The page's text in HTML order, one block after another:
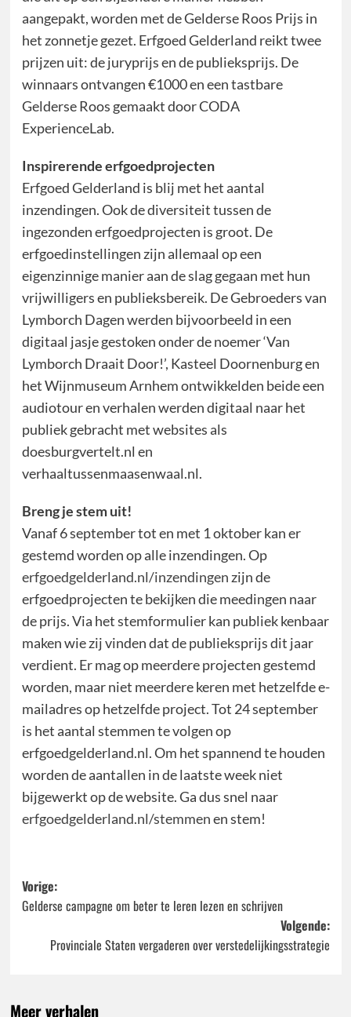
aangepakt, worden met de Gelderse Roos Prijs in
het zonnetje gezet. Erfgoed Gelderland reikt twee
prijzen uit: de juryprijs en de publieksprijs. De
winnaars ontvangen €1000 en een tastbare
Gelderse Roos gemaakt door CODA
ExperienceLab.
Inspirerende erfgoedprojecten
Erfgoed Gelderland is blij met het aantal
inzendingen. Ook de diversiteit tussen de
ingezonden erfgoedprojecten is groot. De
erfgoedinstellingen zijn allemaal op een
eigenzinnige manier aan de slag gegaan met hun
vrijwilligers en publieksbereik. De Gebroeders van
Lymborch Dagen werden bijvoorbeeld in een
digitaal jasje gestoken onder de noemer ‘Van
Lymborch Draait Door!’, Kasteel Doornenburg en
het Wijnmuseum Arnhem ontwikkelden beide een
audiotour en verhalen werden digitaal naar het
publiek gebracht met websites als
doesburgvertelt.nl en
verhaaltussenmaasenwaal.nl.
Breng je stem uit!
Vanaf 6 september tot en met 1 oktober kan er
gestemd worden op alle inzendingen. Op
erfgoedgelderland.nl/inzendingen zijn de
erfgoedprojecten te bekijken die meedingen naar
de prijs. Via het stemformulier kan publiek kenbaar
maken wie zij vinden dat de publieksprijs dit jaar
verdient. Er mag op meerdere projecten gestemd
worden, maar niet meerdere keren met hetzelfde e-
mailadres op hetzelfde project. Tot 24 september
is het aantal stemmen te volgen op
erfgoedgelderland.nl. Om het spannend te houden
worden de aantallen in de laatste week niet
bijgewerkt op de website. Ga dus snel naar
erfgoedgelderland.nl/stemmenen stem!
Bericht
navigatie
Vorige:
Gelderse campagne om beter te leren lezen en schrijven
Volgende:
Provinciale Staten vergaderen over verstedelijkingsstrategie
Meer verhalen